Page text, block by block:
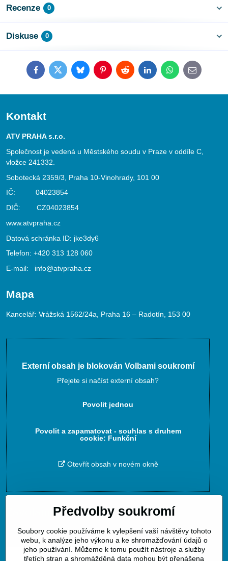
Recenze 0
Diskuse 0
FacebookTwitterBlueskyPinterestRedditLinkedInWhatsApp
E-
mail
Kontakt
ATV PRAHA s.r.o.
Společnost je vedená u Městského soudu v Praze v oddíle C,
vložce 241332.
Sobotecká 2359/3, Praha 10-Vinohrady, 101 00
IČ: 04023854
DIČ: CZ04023854
www.atvpraha.cz
Datová schránka ID: jke3dy6
Telefon: +420 313 128 060
E-mail: info@atvpraha.cz
Mapa
Kancelář: Vrážská 1562/24a, Praha 16 – Radotín, 153 00
Externí obsah je blokován Volbami soukromí
Přejete si načíst externí obsah?
Povolit jednou
Povolit a zapamatovat - souhlas s druhem
cookie: Funkční
Otevřít obsah v novém okně
Zavoláme Vám zpět
Váš telefon*
Předvolby soukromí
Soubory cookie používáme k vylepšení vaší návštěvy tohoto
webu, k analýze jeho výkonu a ke shromažďování údajů o
jeho používání. Můžeme k tomu použít nástroje a služby
třetích stran a shromážděná data mohou být přenášena